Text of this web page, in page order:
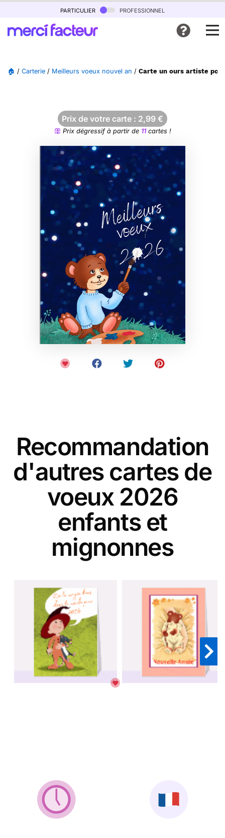
particulier professionnel
🏠 / Carterie / Meilleurs voeux nouvel an / Carte un ours artiste
Prix de votre carte : 2,99 €
Prix dégressif à partir de 11cartes !
Recommandation
d'autres cartes de
voeux 2026
enfants et
mignonnes